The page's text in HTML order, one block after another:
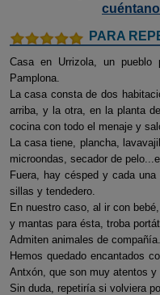
PARA
Casa en Urrizola, un pueblo
Pamplona.
La casa consta de dos
arriba, y la otra, en la planta
cocina con todo el menaje y
La casa tiene, plancha,
microondas, secador de
Fuera, hay césped y cada
sillas y tendedero.
En nuestro caso, al ir con
y mantas para ésta, troba
Admiten animales de compañía.
Hemos quedado encantados
Antxón, que son muy atentos y
Sin duda, repetiría si volviera